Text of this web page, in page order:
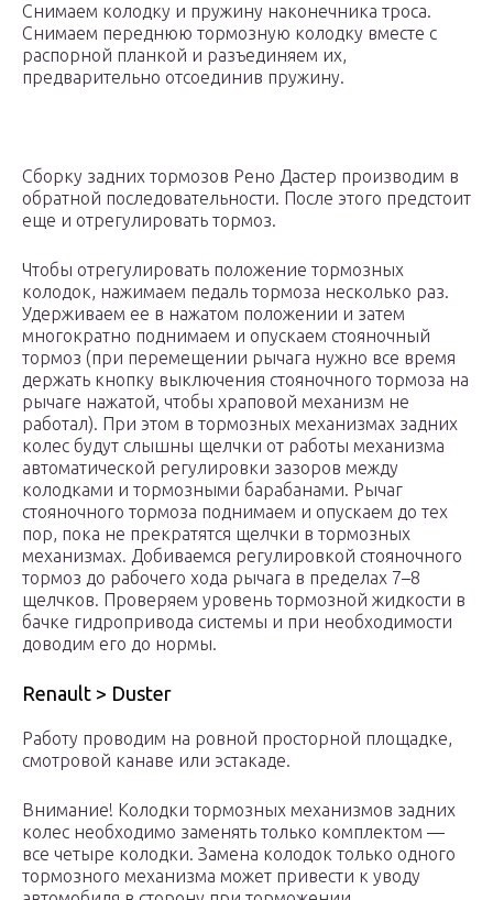
Снимаем колодку и пружину наконечника троса.
Снимаем переднюю тормозную колодку вместе с
распорной планкой и разъединяем их,
предварительно отсоединив пружину.
Сборку задних тормозов Рено Дастер производим в
обратной последовательности. После этого предстоит
еще и отрегулировать тормоз.
Чтобы отрегулировать положение тормозных
колодок, нажимаем педаль тормоза несколько раз.
Удерживаем ее в нажатом положении и затем
многократно поднимаем и опускаем стояночный
тормоз (при перемещении рычага нужно все время
держать кнопку выключения стояночного тормоза на
рычаге нажатой, чтобы храповой механизм не
работал). При этом в тормозных механизмах задних
колес будут слышны щелчки от работы механизма
автоматической регулировки зазоров между
колодками и тормозными барабанами. Рычаг
стояночного тормоза поднимаем и опускаем до тех
пор, пока не прекратятся щелчки в тормозных
механизмах. Добиваемся регулировкой стояночного
тормоз до рабочего хода рычага в пределах 7–8
щелчков. Проверяем уровень тормозной жидкости в
бачке гидропривода системы и при необходимости
доводим его до нормы.
Renault > Duster
Работу проводим на ровной просторной площадке,
смотровой канаве или эстакаде.
Внимание! Колодки тормозных механизмов задних
колес необходимо заменять только комплектом —
все четыре колодки. Замена колодок только одного
тормозного механизма может привести к уводу